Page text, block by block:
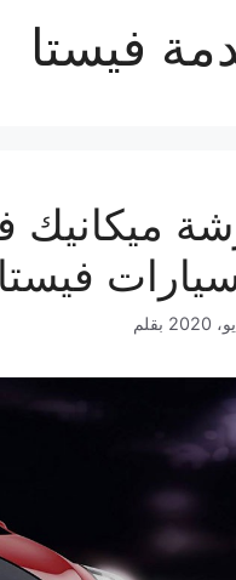
فيستا
فيستا
بقلم